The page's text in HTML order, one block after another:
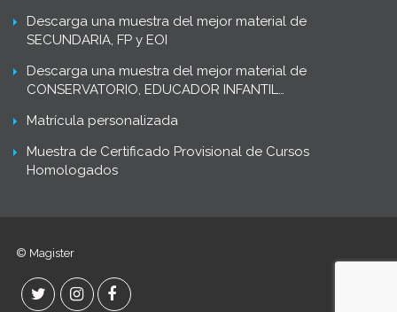
Descarga una muestra del mejor material de
SECUNDARIA, FP y EOI
Descarga una muestra del mejor material de
CONSERVATORIO, EDUCADOR INFANTIL…
Matrícula personalizada
Muestra de Certificado Provisional de Cursos
Homologados
© Magister